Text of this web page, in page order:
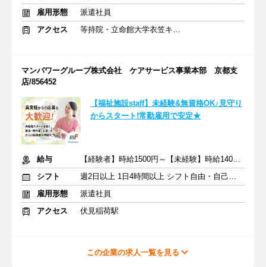
雇用形態
派遣社員
アクセス
等持院・立命館大学衣笠キャンパス前駅
マンパワーグループ株式会社 ケアサービス事業本部 京都支
店/856452
【福祉施設staff】未経験&無資格OK♪見守り
からスタート!常勤雇用で安定★
給与
【経験者】時給1500円～【未経験】時給1400円～ ※交通費全額
シフト
週2日以上 1日4時間以上 シフト自由・自己申告
雇用形態
派遣社員
アクセス
伏見稲荷駅
この企業の求人一覧を見る